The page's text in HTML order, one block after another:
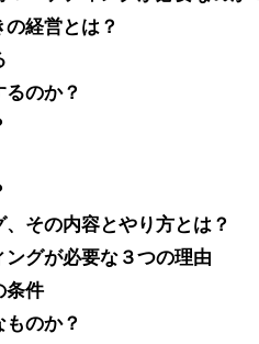
経営とは？
のか？
その内容とやり方とは？
ングが必要な３つの理由
条件
のか？